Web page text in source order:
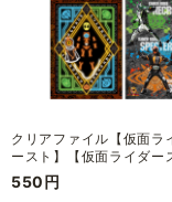
クリアファイル【仮面ラ
ースト】【仮面ライダー
550円